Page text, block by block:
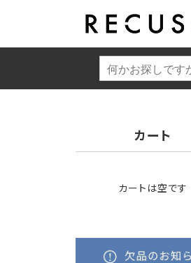
カート
カートは空です